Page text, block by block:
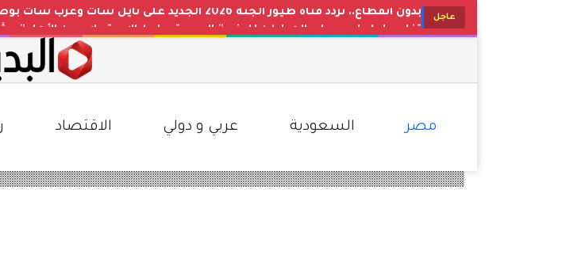
عاجل
تفاصيل إيداع حساب المواطن للدفعة الجديدة.. رابط الاستعلام عن الأهلية
حقيقة تعديل التقويم الدراسي ومواعيد الإجازات المطولة بالتعليم
تحديث البنوك والشركات.. سعر الدولار اليوم في مصر مقابل الجنيه المصري بعد
مصر السعودية عربي و دولي الاقتصاد